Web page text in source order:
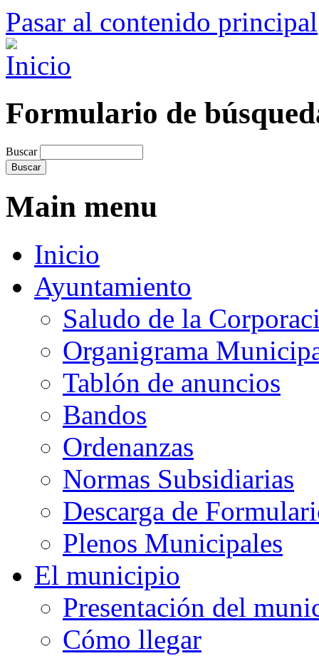
Pasar al contenido principal
Formulario de
Buscar
Main menu
Inicio
Ayuntamiento
Saludo de la
Organigrama
Tablón de anuncios
Bandos
Ordenanzas
Normas Subsidiarias
Descarga de
Plenos Municipales
El municipio
Presentación del
Cómo llegar